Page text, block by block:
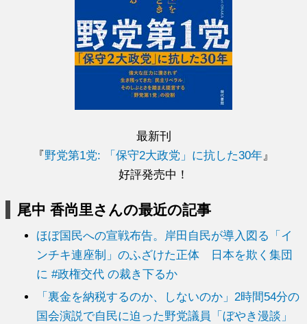
最新刊
『野党第1党: 「保守2大政党」に抗した30年 』
好評発売中！
尾中 香尚里さんの最近の記事
ほぼ国民への宣戦布告。岸田自民が導入図る「イ
ンチキ連座制」のふざけた正体 日本を欺く集団
に #政権交代 の裁き下るか
「裏金を納税するのか、しないのか」2時間54分の
国会演説で自民に迫った野党議員「ぼやき漫談」